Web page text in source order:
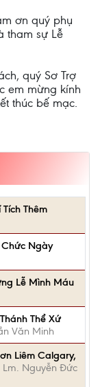
ơn quý phụ
tham sự Lễ
quý Sơ Trợ
em mừng kính
thúc bế mạc.
Thêm
Chức Ngày
Lễ Mình Máu
Thể Xứ
Văn Minh
Liêm Calgary,
Lm. Nguyễn Đức